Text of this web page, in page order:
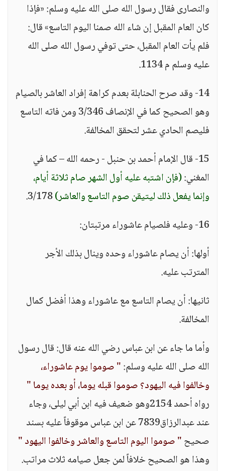
والنصارى فقال رسول الله صلى الله عليه وسلم: «فإذا
كان العام المقبل إن شاء الله صمنا اليوم التاسع» قال:
فلم يأت العام المقبل، حتى توفي رسول الله صلى الله
عليه وسلم م 1134.
14- وقد صرح الحنابلة بعدم كراهة إفراد العاشر بالصيام
وهو الصحيح كما في الإنصاف 3/346 ومن فاته التاسع
فليصم الحادي عشر لتحقق المخالفة.
15- قال الإمام أحمد بن حنبل - رحمه الله – كما في
المغني:(فإن اشتبه عليه أول الشهر صام ثلاثة أيام،
وإنما يفعل ذلك ليتيقن صوم التاسع والعاشر)
16- وعليه فلصيام عاشوراء مرتبتان:
أولها: أن يصام عاشوراء وحده وينال بذلك الأجر
المترتب عليه.
ثانيها: أن يصام التاسع مع عاشوراء وهذا أفضل كمال
المخالفة.
وأما ما جاء عن ابن عباس رضي الله عنه قال: قال رسول
الله صلى الله عليه وسلم:" صوموا يوم عاشوراء،
وخالفوا فيه اليهود؟ صوموا قبله يوما، أو بعده يوما "
رواه أحمد 2154وهو ضعيف فيه ابن أبي ليلى، وجاء
عند عبدالرزاق7839 عن ابن عباس موقوفاً عليه بسند
صحيح" صوموا اليوم التاسع والعاشر وخالفوا اليهود "
وهذا هو الصحيح خلافاً لمن جعل صيامه ثلاث مراتب.